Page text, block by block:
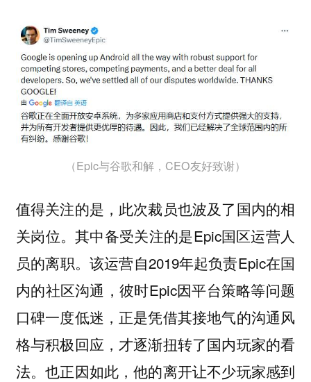
（Epic与谷歌和解，CEO友好致谢）
值得关注的是，此次裁员也波及了国内的相
关岗位。其中备受关注的是Epic国区运营人
员的离职。该运营自2019年起负责Epic在国
内的社区沟通，彼时Epic因平台策略等问题
口碑一度低迷，正是凭借其接地气的沟通风
格与积极回应，才逐渐扭转了国内玩家的看
法。也正因如此，他的离开让不少玩家感到